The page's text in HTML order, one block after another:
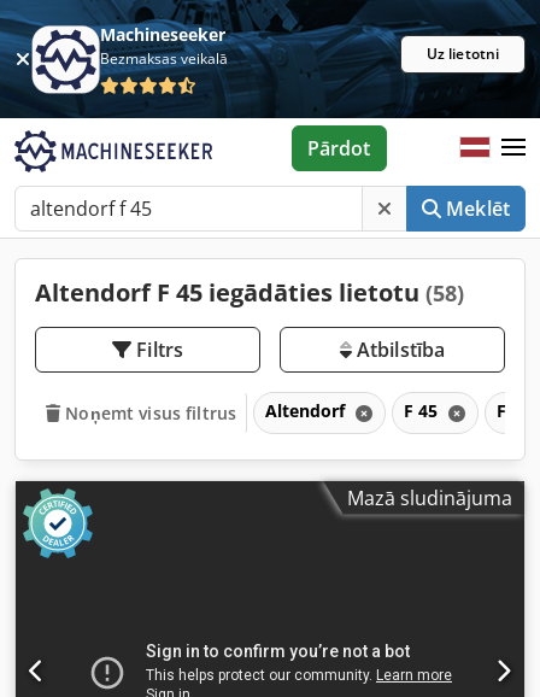
Machineseeker
Bezmaksas veikalā Uz lietotni
Meklēt
Pārdot
Altendorf F 45 iegādāties lietotu (58)
Filtrs Atbilstība
Noņemt visus filtrus Altendorf F 45 F
Mazā sludinājuma